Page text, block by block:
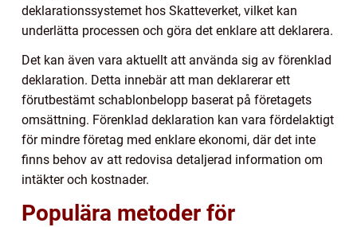
deklarationssystemet hos Skatteverket, vilket kan
underlätta processen och göra det enklare att deklarera.
Det kan även vara aktuellt att använda sig av förenklad
deklaration. Detta innebär att man deklarerar ett
förutbestämt schablonbelopp baserat på företagets
omsättning. Förenklad deklaration kan vara fördelaktigt
för mindre företag med enklare ekonomi, där det inte
finns behov av att redovisa detaljerad information om
intäkter och kostnader.
Populära metoder för